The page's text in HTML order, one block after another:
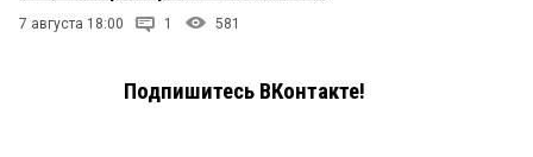
7 августа 18:00 1 581
Подпишитесь ВКонтакте!